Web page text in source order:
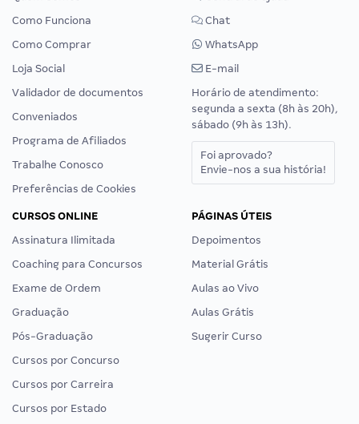
Como Funciona
Como Comprar
Loja Social
Validador de documentos
Conveniados
Programa de Afiliados
Trabalhe Conosco
Preferências de Cookies
Chat
WhatsApp
E-mail
Horário de atendimento:
segunda a sexta (8h às 20h),
sábado (9h às 13h).
Foi aprovado?
Envie-nos a sua história!
CURSOS ONLINE
Assinatura Ilimitada
Coaching para Concursos
Exame de Ordem
Graduação
Pós-Graduação
Cursos por Concurso
Cursos por Carreira
Cursos por Estado
PÁGINAS ÚTEIS
Depoimentos
Material Grátis
Aulas ao Vivo
Aulas Grátis
Sugerir Curso